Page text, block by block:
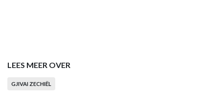
LEES MEER OVER
GJIVAI ZECHIËL